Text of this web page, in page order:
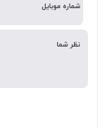
شماره موبایل
نظر شما